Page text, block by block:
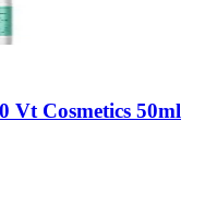
Vt Cosmetics 50ml